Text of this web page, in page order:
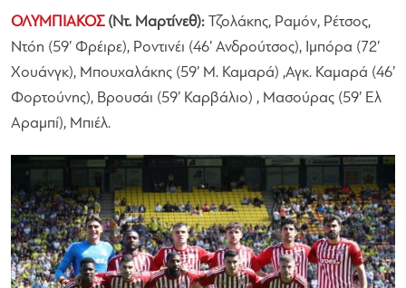
ΟΛΥΜΠΙΑΚΟΣ(Ντ. Μαρτίνεθ): Τζολάκης, Ραμόν, Ρέτσος,
Ντόη (59’ Φρέιρε), Ροντινέι (46’ Ανδρούτσος), Ιμπόρα (72’
Χουάνγκ), Μπουχαλάκης (59’ Μ. Καμαρά) ,Αγκ. Καμαρά (46’
Φορτούνης), Βρουσάι (59’ Καρβάλιο) , Μασούρας (59’ Ελ
Αραμπί), Μπιέλ.